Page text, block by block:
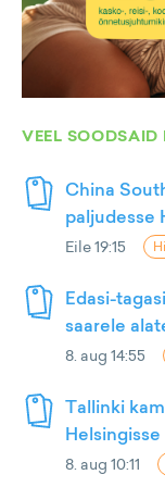
VEEL SOODSAID
China
paljudesse
Eile 19:15
Edasi-
saarele
8. aug 14:55
Tallinki
8. aug 10:11